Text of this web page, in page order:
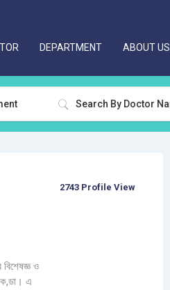
DEPARTMENT ABOUT US
ও
এ
2743 Profile View